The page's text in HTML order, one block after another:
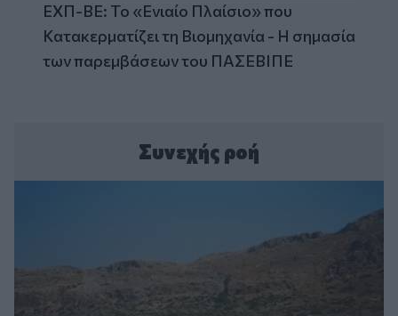
ΕΧΠ-ΒΕ: Το «Ενιαίο Πλαίσιο» που
Κατακερματίζει τη Βιομηχανία - Η σημασία
των παρεμβάσεων του ΠΑΣΕΒΙΠΕ
Συνεχής ροή